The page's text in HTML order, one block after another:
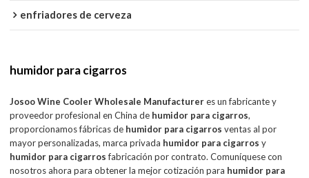
enfriadores de cerveza
humidor para cigarros
Josoo Wine Cooler Wholesale Manufactureres un fabricante y
proveedor profesional en China de humidor para cigarros,
proporcionamos fábricas de humidor para cigarros ventas al por
mayor personalizadas, marca privada humidor para cigarros y
humidor para cigarrosfabricación por contrato. Comuníquese con
nosotros ahora para obtener la mejor cotización para humidor para